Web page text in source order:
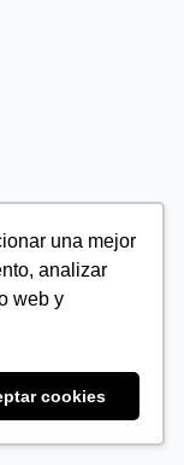
una mejor
analizar
web y
cookies